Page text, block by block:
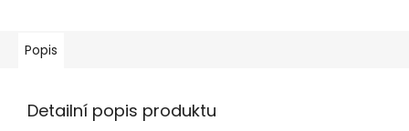
Popis
Detailní popis produktu